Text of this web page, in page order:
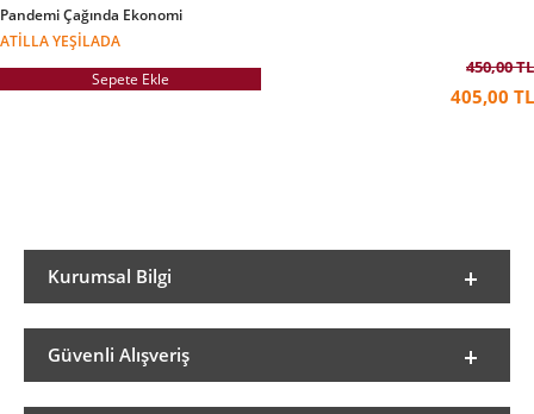
Pandemi Çağında Ekonomi
ATILLA YEŞILADA
Sepete Ekle
450,00 TL
405,00 TL
Kurumsal Bilgi
Güvenli Alışveriş